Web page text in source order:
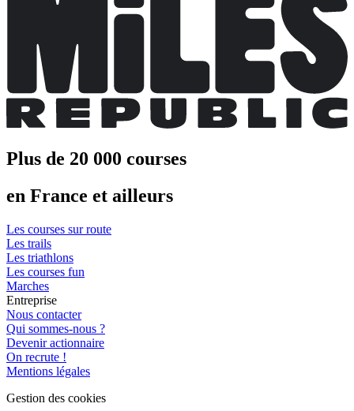
Plus de 20 000 courses
en France et ailleurs
Les courses sur route
Les trails
Les triathlons
Les courses fun
Marches
Entreprise
Nous contacter
Qui sommes-nous ?
Devenir actionnaire
On recrute !
Mentions légales
Gestion des cookies